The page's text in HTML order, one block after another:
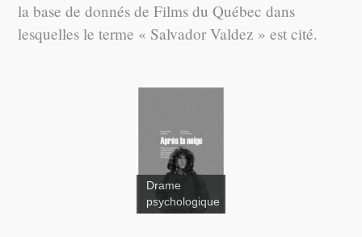
la base de donnés de Films du Québec dans
lesquelles le terme « Salvador Valdez » est cité.
Drame
psychologique